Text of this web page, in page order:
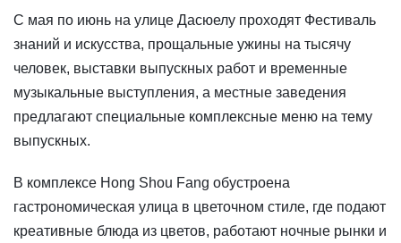
С мая по июнь на улице Дасюелу проходят Фестиваль
знаний и искусства, прощальные ужины на тысячу
человек, выставки выпускных работ и временные
музыкальные выступления, а местные заведения
предлагают специальные комплексные меню на тему
выпускных.
В комплексе Hong Shou Fang обустроена
гастрономическая улица в цветочном стиле, где подают
креативные блюда из цветов, работают ночные рынки и